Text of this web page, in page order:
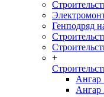
Генподряд
+
Ангар
Ангар